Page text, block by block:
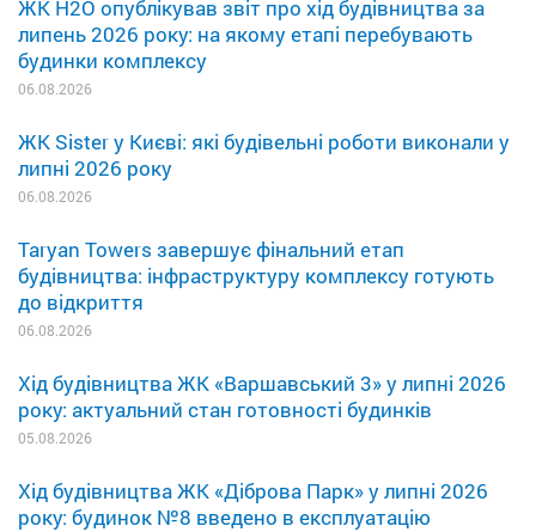
ЖК H2O опублікував звіт про хід будівництва за
липень 2026 року: на якому етапі перебувають
будинки комплексу
06.08.2026
ЖК Sister у Києві: які будівельні роботи виконали у
липні 2026 року
06.08.2026
Taryan Towers завершує фінальний етап
будівництва: інфраструктуру комплексу готують
до відкриття
06.08.2026
Хід будівництва ЖК «Варшавський 3» у липні 2026
року: актуальний стан готовності будинків
05.08.2026
Хід будівництва ЖК «Діброва Парк» у липні 2026
року: будинок №8 введено в експлуатацію